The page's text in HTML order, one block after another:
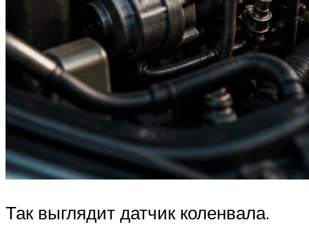
Так выглядит датчик коленвала.